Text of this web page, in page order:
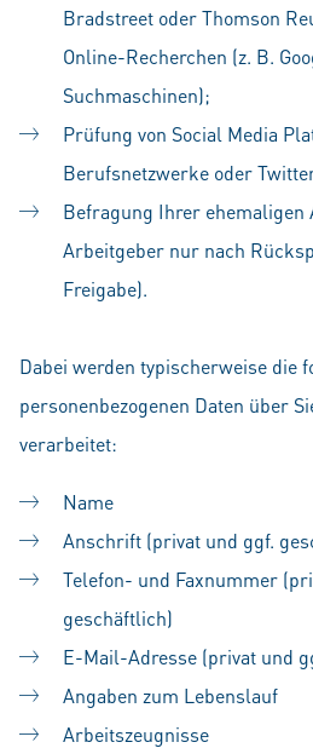
Bradstreet oder Thomson
Online-Recherchen (z. B.
Suchmaschinen);
Prüfung von Social Media
Berufsnetzwerke oder
Befragung Ihrer
Arbeitgeber nur nach
Freigabe).
Dabei werden typischerweise die
personenbezogenen Daten über
verarbeitet:
Name
Anschrift (privat und ggf.
Telefon- und Faxnummer
geschäftlich)
E-Mail-Adresse (privat und
Angaben zum Lebenslauf
Arbeitszeugnisse